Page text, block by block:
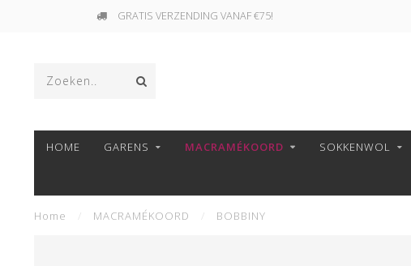
GRATIS VERZENDING VANAF €75!
HOME GARENS MACRAMÉKOORD SOKKENWOL
Home MACRAMÉKOORD BOBBINY